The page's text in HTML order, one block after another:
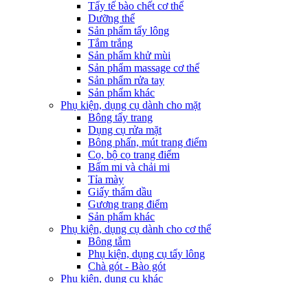
Tẩy tế bào chết cơ thể
Dưỡng thể
Sản phẩm tẩy lông
Tắm trắng
Sản phẩm khử mùi
Sản phẩm massage cơ thể
Sản phẩm rửa tay
Sản phẩm khác
Phụ kiện, dụng cụ dành cho mặt
Bông tẩy trang
Dụng cụ rửa mặt
Bông phấn, mút trang điểm
Cọ, bộ cọ trang điểm
Bấm mi và chải mi
Tỉa mày
Giấy thấm dầu
Gương trang điểm
Sản phẩm khác
Phụ kiện, dụng cụ dành cho cơ thể
Bông tắm
Phụ kiện, dụng cụ tẩy lông
Chà gót - Bào gót
Phụ kiện, dụng cụ khác